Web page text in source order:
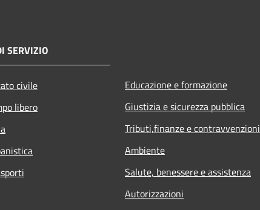
SERVIZIO
civile
libero
Educazione e formazione
Giustizia e sicurezza pubblica
Tributi,finanze e contravvenzioni
Ambiente
Salute, benessere e assistenza
Autorizzazioni